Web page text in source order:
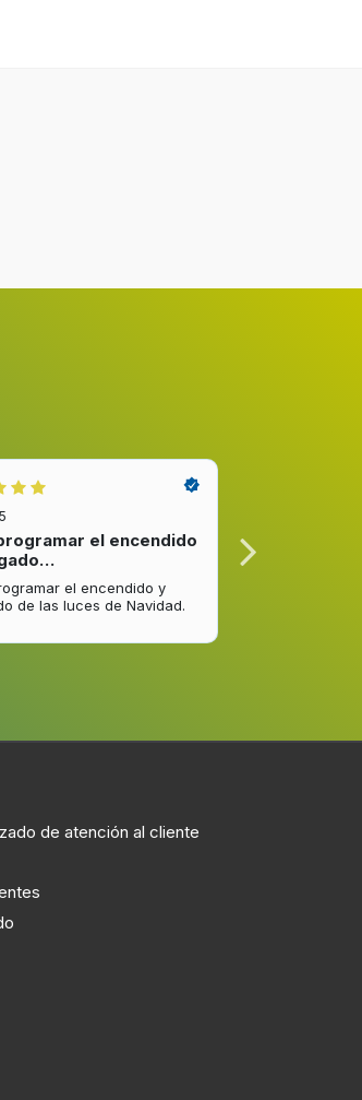
el encendido
el encendido y
de las luces de Navidad.
venta y…
de atención al cliente